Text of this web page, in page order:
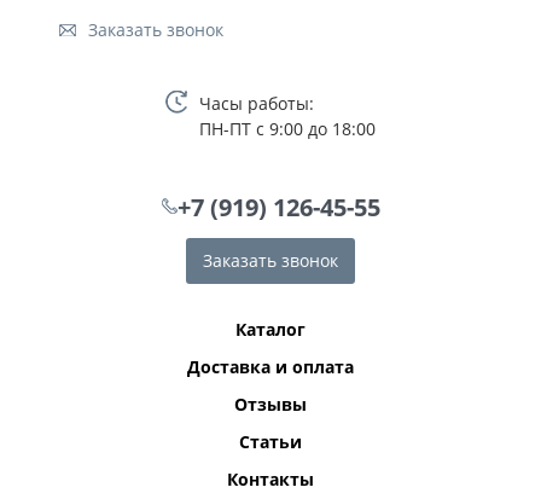
Заказать звонок
Часы работы:
ПН-ПТ с 9:00 до 18:00
+7 (919) 126-45-55
Заказать звонок
Каталог
Доставка и оплата
Отзывы
Статьи
Контакты